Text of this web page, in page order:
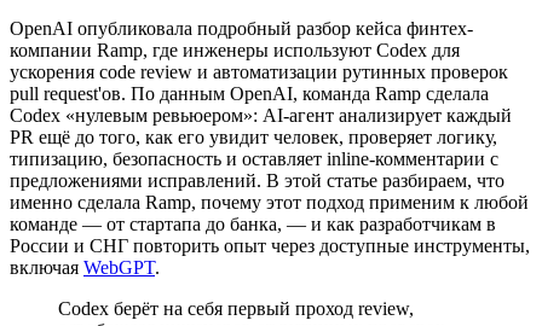
OpenAI опубликовала подробный разбор кейса финтех-
компании Ramp, где инженеры используют Codex для
ускорения code review и автоматизации рутинных проверок
pull request'ов. По данным OpenAI, команда Ramp сделала
Codex «нулевым ревьюером»: AI-агент анализирует каждый
PR ещё до того, как его увидит человек, проверяет логику,
типизацию, безопасность и оставляет inline-комментарии с
предложениями исправлений. В этой статье разбираем, что
именно сделала Ramp, почему этот подход применим к любой
команде — от стартапа до банка, — и как разработчикам в
России и СНГ повторить опыт через доступные инструменты,
включая WebGPT.
Codex берёт на себя первый проход review,